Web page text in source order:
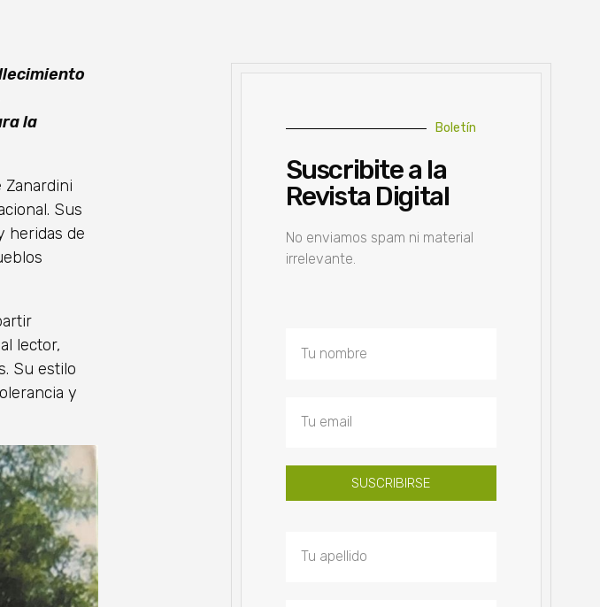
la
Sus
heridas de
lector,
Su estilo
y
Boletín
Suscribite a la
Revista Digital
No enviamos spam ni material
irrelevante.
SUSCRIBIRSE